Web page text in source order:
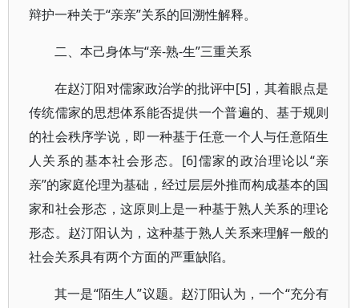
辩护一种关于“亲亲”关系的回溯性解释。
二、本己身体与“亲-熟-生”三重关系
在赵汀阳对儒家政治学的批评中[5]，其着眼点是
传统儒家的思想体系能否提供一个普遍的、基于规则
的社会秩序学说，即一种基于任意一个人与任意陌生
人关系的基本社会形态。[6]儒家的政治理论以“亲
亲”的家庭伦理为基础，经过层层外推而构成基本的国
家和社会形态，这原则上是一种基于熟人关系的理论
形态。赵汀阳认为，这种基于熟人关系来理解一般的
社会关系具有两个方面的严重缺陷。
其一是“陌生人”议题。赵汀阳认为，一个“充分有